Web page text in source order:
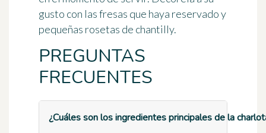
gusto con las fresas que haya reservado y
pequeñas rosetas de chantilly.
PREGUNTAS
FRECUENTES
¿Cuáles son los ingredientes principales de la